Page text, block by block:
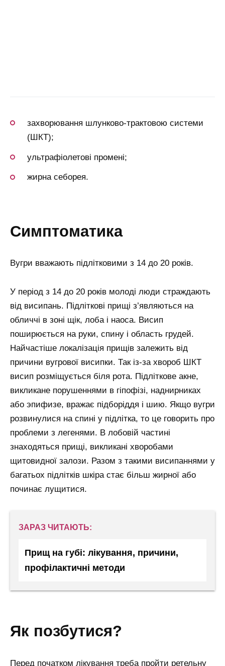
захворювання шлунково-трактовою системи
(ШКТ);
ультрафіолетові промені;
жирна себорея.
симптоматика
Вугри вважають підлітковими з 14 до 20 років.
У період з 14 до 20 років молоді люди страждають
від висипань. Підліткові прищі з’являються на
обличчі в зоні щік, лоба і наоса. Висип
поширюється на руки, спину і область грудей.
Найчастіше локалізація прищів залежить від
причини вугрової висипки. Так із-за хвороб ШКТ
висип розміщується біля рота. Підліткове акне,
викликане порушеннями в гіпофізі, наднирниках
або эпифизе, вражає підборіддя і шию. Якщо вугри
розвинулися на спині у підлітка, то це говорить про
проблеми з легенями. В лобовій частині
знаходяться прищі, викликані хворобами
щитовидної залози. Разом з такими висипаннями у
багатьох підлітків шкіра стає більш жирної або
починає лущитися.
ЗАРАЗ ЧИТАЮТЬ:
Прищ на губі: лікування, причини,
профілактичні методи
як позбутися?
Перед початком лікування треба пройти ретельну